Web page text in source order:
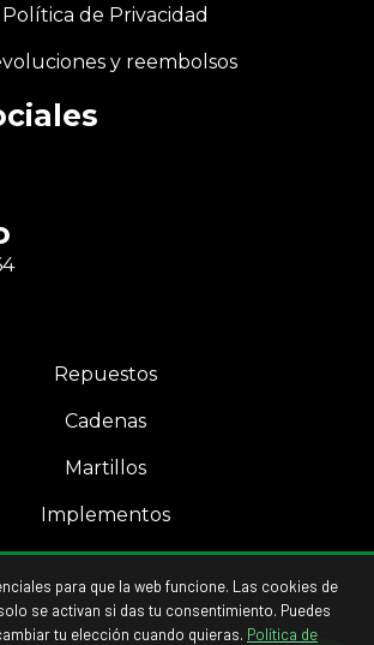
Política de Privacidad
y reembolsos
Repuestos
Cadenas
Martillos
Implementos
para que la web funcione. Las cookies de
se activan si das tu consentimiento. Puedes
tu elección cuando quieras. Política de